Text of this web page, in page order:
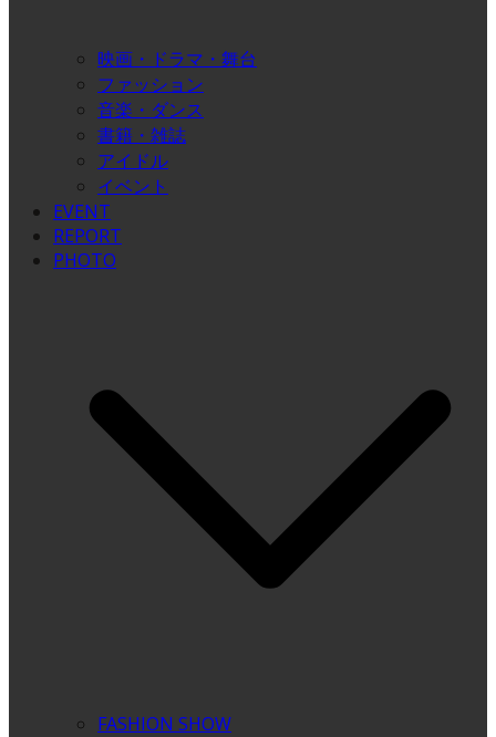
映画・ドラマ・舞台
ファッション
音楽・ダンス
書籍・雑誌
アイドル
イベント
EVENT
REPORT
PHOTO
FASHION SHOW